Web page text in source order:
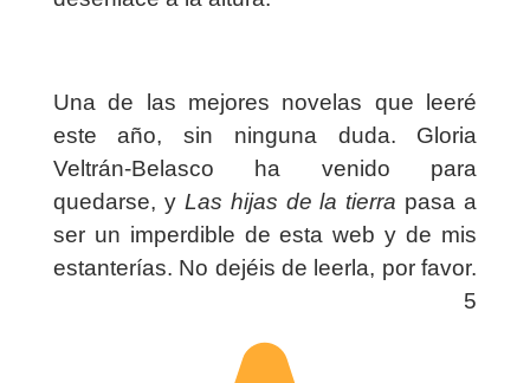
Una de las mejores novelas que leeré
este año, sin ninguna duda. Gloria
Veltrán-Belasco ha venido para
quedarse, y Las hijas de la tierra pasa a
ser un imperdible de esta web y de mis
estanterías. No dejéis de leerla, por favor.
5